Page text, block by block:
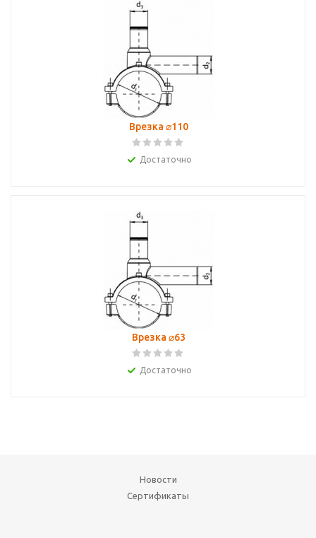
Врезка ⌀110
Достаточно
Врезка ⌀63
Достаточно
Новости
Сертификаты